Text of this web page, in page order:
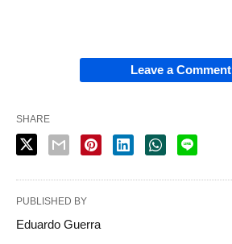
Leave a Comment
SHARE
PUBLISHED BY
Eduardo Guerra